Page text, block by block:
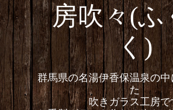
房吹々(ふ
く)
群馬県の名湯伊香保温泉の
た
吹きガラス工房で